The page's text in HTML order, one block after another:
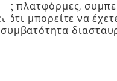
πλατφόρμες,
ότι μπορείτε να